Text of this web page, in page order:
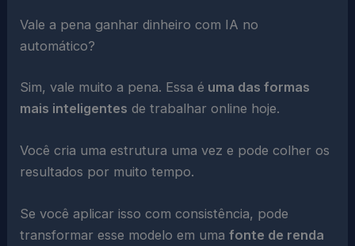
Vale a pena ganhar dinheiro com IA no
automático?
Sim, vale muito a pena. Essa é uma das formas
mais inteligentes de trabalhar online hoje.
Você cria uma estrutura uma vez e pode colher os
resultados por muito tempo.
Se você aplicar isso com consistência, pode
transformar esse modelo em umafonte de renda